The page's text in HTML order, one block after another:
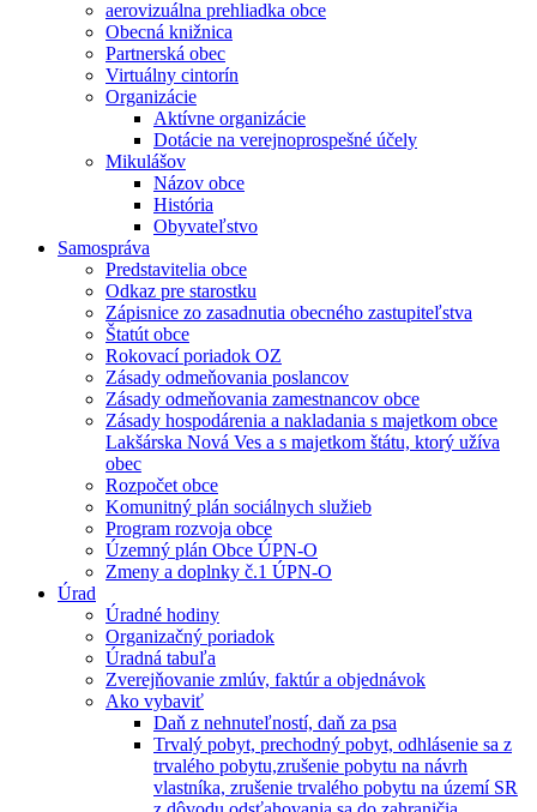
aerovizuálna prehliadka obce
Obecná knižnica
Partnerská obec
Virtuálny cintorín
Organizácie
Aktívne organizácie
Dotácie na verejnoprospešné účely
Mikulášov
Názov obce
História
Obyvateľstvo
Samospráva
Predstavitelia obce
Odkaz pre starostku
Zápisnice zo zasadnutia obecného zastupiteľstva
Štatút obce
Rokovací poriadok OZ
Zásady odmeňovania poslancov
Zásady odmeňovania zamestnancov obce
Zásady hospodárenia a nakladania s majetkom obce
Lakšárska Nová Ves a s majetkom štátu, ktorý užíva
obec
Rozpočet obce
Komunitný plán sociálnych služieb
Program rozvoja obce
Územný plán Obce ÚPN-O
Zmeny a doplnky č.1 ÚPN-O
Úrad
Úradné hodiny
Organizačný poriadok
Úradná tabuľa
Zverejňovanie zmlúv, faktúr a objednávok
Ako vybaviť
Daň z nehnuteľností, daň za psa
Trvalý pobyt, prechodný pobyt, odhlásenie sa z
trvalého pobytu,zrušenie pobytu na návrh
vlastníka, zrušenie trvalého pobytu na území SR